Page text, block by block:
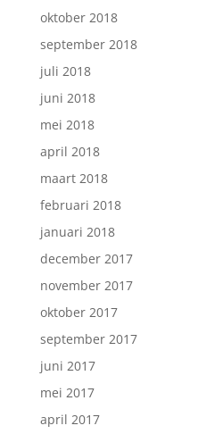
oktober 2018
september 2018
juli 2018
juni 2018
mei 2018
april 2018
maart 2018
februari 2018
januari 2018
december 2017
november 2017
oktober 2017
september 2017
juni 2017
mei 2017
april 2017